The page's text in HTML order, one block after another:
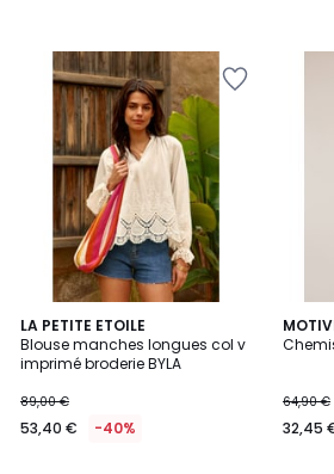
LA PETITE ETOILE
Blouse manches longues col v
imprimé broderie BYLA
89,00 €
53,40 € -40%
64,90 €
32,45
3